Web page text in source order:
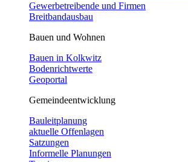
Gewerbetreibende und Firmen
Breitbandausbau
Bauen und Wohnen
Bauen in Kolkwitz
Bodenrichtwerte
Geoportal
Gemeindeentwicklung
Bauleitplanung
aktuelle Offenlagen
Satzungen
Informelle Planungen